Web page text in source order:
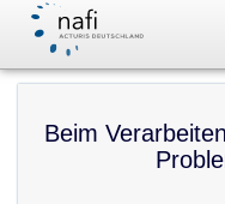
Beim